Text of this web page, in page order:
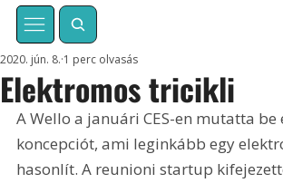
Elektromos tricikli
2020. jún. 8. 1 perc olvasás
A Wello a januári CES-en mutatta
koncepciót, ami leginkább egy
hasonlít. A reunioni startup